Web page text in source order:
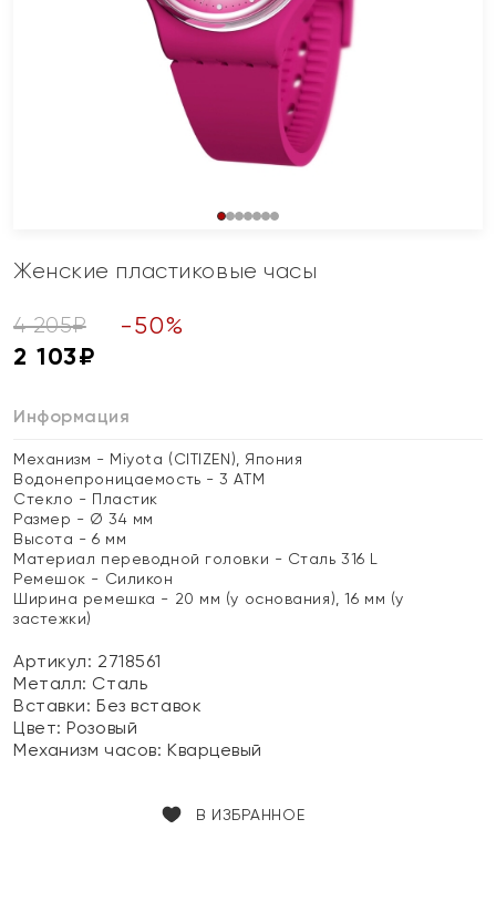
Женские пластиковые часы
4 205₽ -50%
2 103₽
Информация
Механизм - Miyota (CITIZEN), Япония
Водонепроницаемость - 3 АТМ
Стекло - Пластик
Размер - Ø 34 мм
Высота - 6 мм
Материал переводной головки - Сталь 316 L
Ремешок - Силикон
Ширина ремешка - 20 мм (у основания), 16 мм (у
застежки)
Артикул: 2718561
Металл: Сталь
Вставки:Без вставок
Цвет:Розовый
Механизм часов: Кварцевый
В ИЗБРАННОЕ